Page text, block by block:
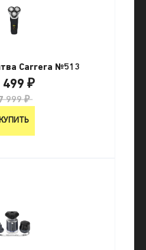
Carrera №513
499 ₽
999 ₽